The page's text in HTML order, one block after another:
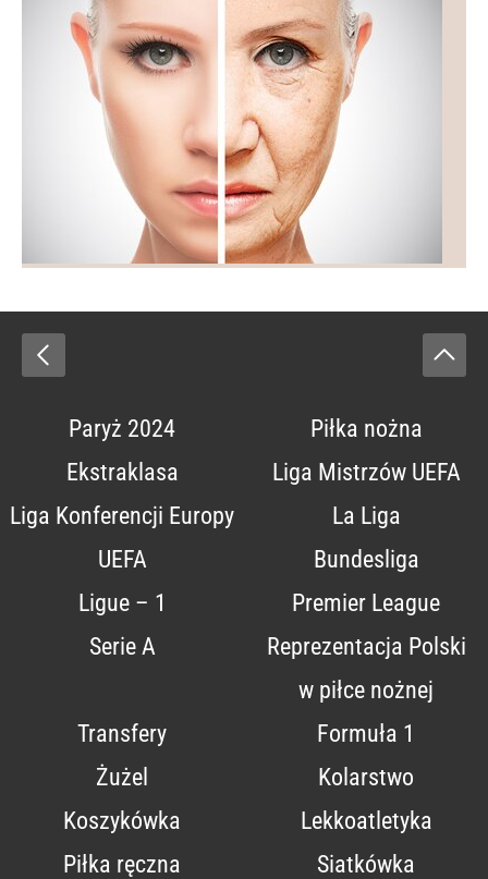
Paryż 2024
Piłka nożna
Ekstraklasa
Liga Mistrzów UEFA
Liga Konferencji Europy
UEFA
La Liga
Bundesliga
Ligue – 1
Premier League
Serie A
Reprezentacja Polski
w piłce nożnej
Transfery
Formuła 1
Żużel
Kolarstwo
Koszykówka
Lekkoatletyka
Piłka ręczna
Siatkówka